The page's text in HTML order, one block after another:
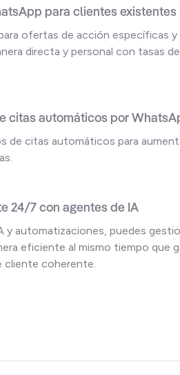
para clientes existentes
ofertas de acción específicas y
directa y personal con tasas
citas automáticos por
de citas automáticos para
24/7 con agentes de IA
y automatizaciones, puedes
eficiente al mismo tiempo que
cliente coherente.